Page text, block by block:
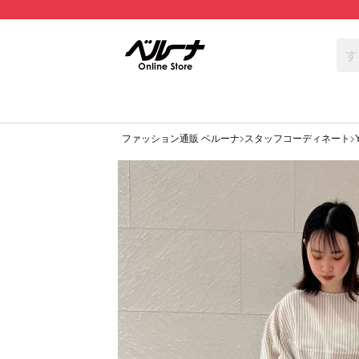
ファッション通販 ベルーナ スタッフコーディネート